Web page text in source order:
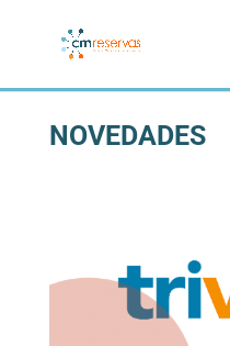
NOVEDADES